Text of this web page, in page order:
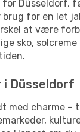
Düsseldorf,
brug for en let
at være
sko, solcreme
i Düsseldorf
med charme –